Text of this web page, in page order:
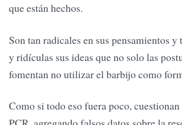
que están hechos.
Son tan radicales en sus pensamientos
y ridículas sus ideas que no solo las
fomentan no utilizar el barbijo como
Como si todo eso fuera poco, cuestionan